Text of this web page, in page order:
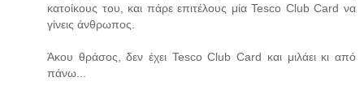
κατοίκους του, και πάρε επιτέλους μία Tesco Club Card να
γίνεις άνθρωπος.
Άκου θράσος, δεν έχει Tesco Club Card και μιλάει κι από
πάνω...